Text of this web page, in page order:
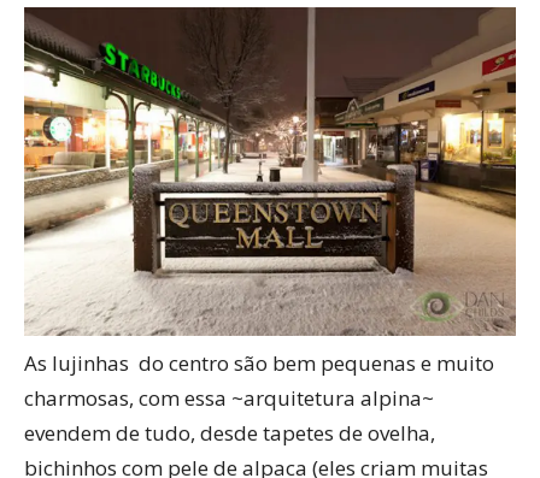
As lujinhas do centro são bem pequenas e muito
charmosas, com essa ~arquitetura alpina~
evendem de tudo, desde tapetes de ovelha,
bichinhos com pele de alpaca (eles criam muitas